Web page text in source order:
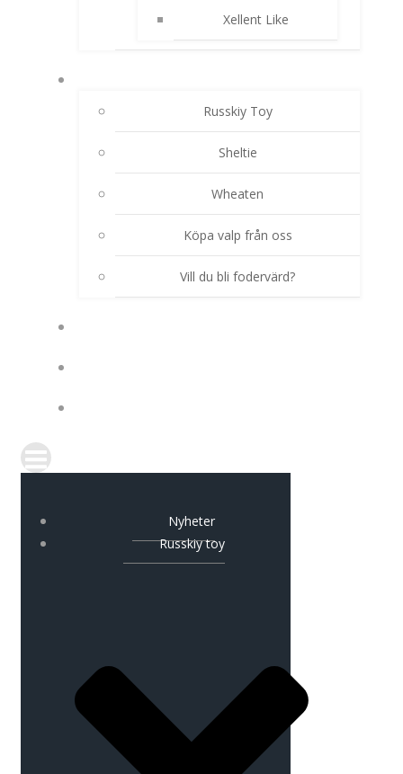
Xellent Like
Russkiy Toy
Sheltie
Wheaten
Köpa valp från oss
Vill du bli fodervärd?
Nyheter
Russkiy toy